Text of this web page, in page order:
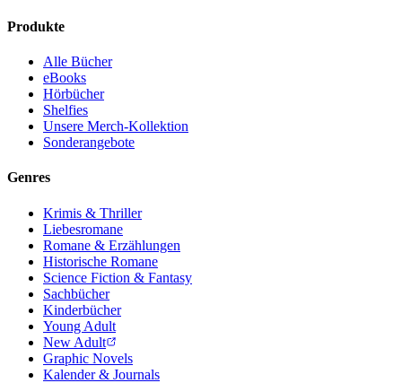
Produkte
Alle Bücher
eBooks
Hörbücher
Shelfies
Unsere Merch-Kollektion
Sonderangebote
Genres
Krimis & Thriller
Liebesromane
Romane & Erzählungen
Historische Romane
Science Fiction & Fantasy
Sachbücher
Kinderbücher
Young Adult
New Adult
Graphic Novels
Kalender & Journals